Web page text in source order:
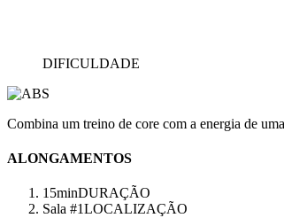
DIFICULDADE
Combina um treino de core com a energia de
ALONGAMENTOS
15minDURAÇÃO
Sala #1LOCALIZAÇÃO